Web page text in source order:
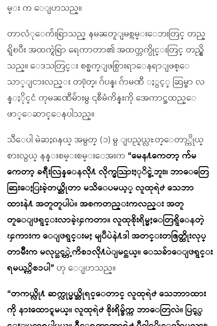
မ္း က ေျပာသည္။
တာလံုေက်းရြာသည္ နမၼတူျမစ္ကမ္းေဘးတြင္ တည္
ရွိၿပီး အထက္ရဲရြာ ေရကာတာ၏ အထက္ဘက္ပိုင္းတြင္ တည္ရွိ
သည္။ ေဒသတြင္း စစ္မက္ျဖစ္ပြားရာေနရာျဖစ္ေ
သာ္ျငားလည္း တ႐ုတ္၊ ဂ်ပန္၊ ဂ်ာမဏီ ႏွင့္ ဆြမ္ဇာ လ
န္ႏိုင္ငံ ကုမၼဏီမ်ားမွ ၎စီမံကိန္းကို အေကာင္အထည္ေ
ဖာ္ေဆာင္ေနပါသည္။
သီေပါ မဲဆႏၵနယ္ အမွတ္ (၁) မွ ျပည္နယ္လႊတ္ေတာ္ကိုယ္
စားလွယ္ နန္းစမ္းစမ္းေအးက “မေန႔ကေတာ့ က်မ
ကေတာ့ ခရီးလြန္ေနလို႔ လိုက္မသြားႏုိင္ခဲ့ဘူး။ ဘာေတြေ
ဆြးေႏြးခဲ့တယ္ဆိုတာ မသိေပမယ့္ လူထုရဲ႕ သေဘာ
ထားနဲ႔ အတူတူပါပဲ။ အစကတည္းကလည္း အတူ
တူေျဖရွင္းလာခဲ့ၾကတာ။ လူထုစိုးရိမ္မႈေတြရွိေနတဲ့
ၾကားက ေျဖရွင္းမႈ မျပဳပဲနဲ႔ဒါ အတင္းတဇြတ္ထိုးလုပ္
တာမ်ိဳးက မလုပ္သင့္တဲ့ကိစၥလို႔ပဲျမင္တယ္။ ေသခ်ာေျဖရွင္း
ရမယ့္ကိစၥပါ” ဟု ေျပာသည္။
“တကယ္လို႔ ဆက္လုပ္မယ္ဆိုရင္ေတာင္ လူထုရဲ႕ သေဘာာထား
ကို နားေထာင္ရမယ္။ လူထုရဲ႕ စိုးရိမ္ခ်က္က ဘာေတြလဲ။ ပြင့္လ